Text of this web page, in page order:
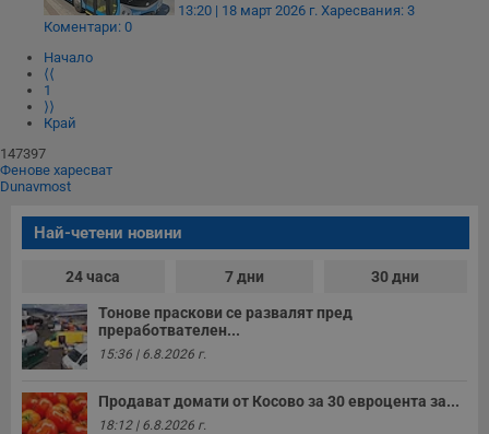
13:20 | 18 март 2026 г. Харесвания: 3
Коментари: 0
Начало
⟨⟨
1
⟩⟩
Край
147397
Фенове харесват
Dunavmost
Най-четени новини
24 часа 7 дни 30 дни
Тонове праскови се развалят пред
преработвателен...
15:36 | 6.8.2026 г.
Продават домати от Косово за 30 евроцента за...
18:12 | 6.8.2026 г.